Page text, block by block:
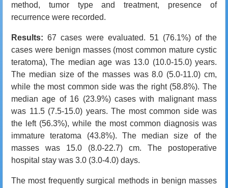
method, tumor type and treatment, presence of
recurrence were recorded.
Results: 67 cases were evaluated. 51 (76.1%) of the
cases were benign masses (most common mature cystic
teratoma), The median age was 13.0 (10.0-15.0) years.
The median size of the masses was 8.0 (5.0-11.0) cm,
while the most common side was the right (58.8%). The
median age of 16 (23.9%) cases with malignant mass
was 11.5 (7.5-15.0) years. The most common side was
the left (56.3%), while the most common diagnosis was
immature teratoma (43.8%). The median size of the
masses was 15.0 (8.0-22.7) cm. The postoperative
hospital stay was 3.0 (3.0-4.0) days.
The most frequently surgical methods in benign masses